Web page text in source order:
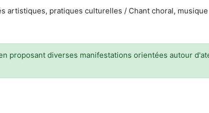
artistiques, pratiques culturelles / Chant choral, musique
proposant diverses manifestations orientées autour